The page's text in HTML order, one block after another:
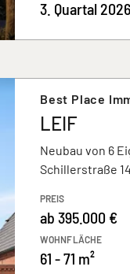
3. Quartal 2026
Best Place
LEIF
Neubau von 6
Schillerstraße
PREIS
ab 395.000 €
WOHNFLÄCHE
61 - 71 m²